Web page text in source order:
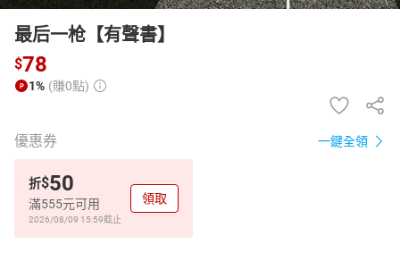
最后一枪【有聲書】
$78
1% (賺0點)
優惠券 一鍵全領
折$50
滿555元可用
2026/08/09 15:59截止
領取